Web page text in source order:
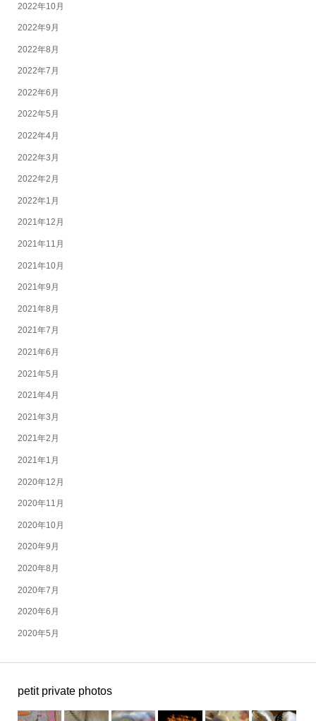
2022年10月
2022年9月
2022年8月
2022年7月
2022年6月
2022年5月
2022年4月
2022年3月
2022年2月
2022年1月
2021年12月
2021年11月
2021年10月
2021年9月
2021年8月
2021年7月
2021年6月
2021年5月
2021年4月
2021年3月
2021年2月
2021年1月
2020年12月
2020年11月
2020年10月
2020年9月
2020年8月
2020年7月
2020年6月
2020年5月
petit private photos